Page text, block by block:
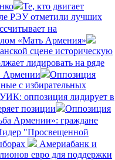
Те, кто двигает
РЭУ отметили лучших
на
«Мать Армения»
сцене историческую
лидировать на ряде
Армении
Оппозиция
с избирательных
оппозиция лидирует в
позиции
Оппозиция
Армении»: граждане
"Просвещенной
Америабанк и
евро для поддержки